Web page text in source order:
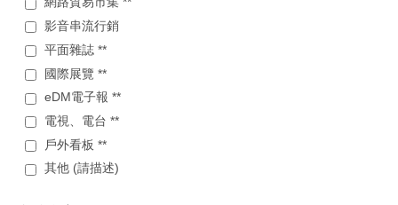
影音串流行銷
平面雜誌 **
國際展覽 **
eDM電子報 **
電視、電台 **
戶外看板 **
其他 (請描述)